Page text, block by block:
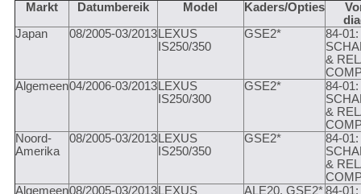
Markt
Datumbereik Model Kaders/Opties
Japan
08/2005-03/2013LEXUS
IS250/350
GSE2*
84-01:
&
Algemeen04/2006-03/2013LEXUS
IS250/300
GSE2*
84-01:
&
Noord-
Amerika
08/2005-03/2013LEXUS
IS250/350
GSE2*
84-01:
&
Algemeen08/2005-03/2013LEXUS
ALE20, GSE2*84-01: